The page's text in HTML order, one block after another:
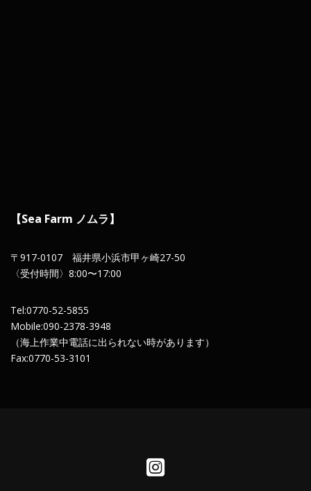
【Sea Farm ノムラ】
〒917-0107 福井県小浜市甲ヶ崎27-50
〈受付時間〉8:00〜17:00
Tel:0770-52-5855
Mobile:090-2378-3948
（海上作業中電話に出られない時があります）
Fax:0770-53-3101